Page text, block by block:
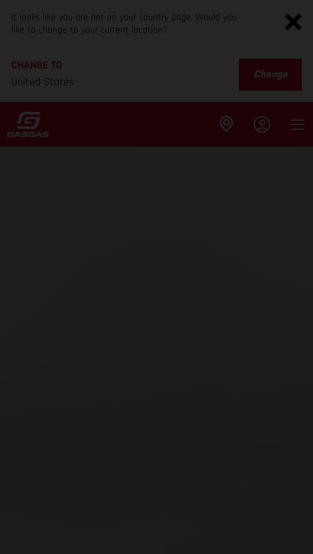
It looks like you are not on your country page. Would you
like to change to your current location?
CHANGE TO
United States
Change